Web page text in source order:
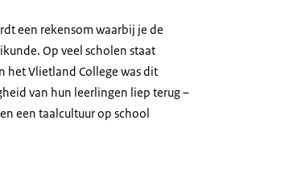
een rekensom waarbij je de
Op veel scholen staat
het Vlietland College was dit
van hun leerlingen liep terug –
een taalcultuur op school